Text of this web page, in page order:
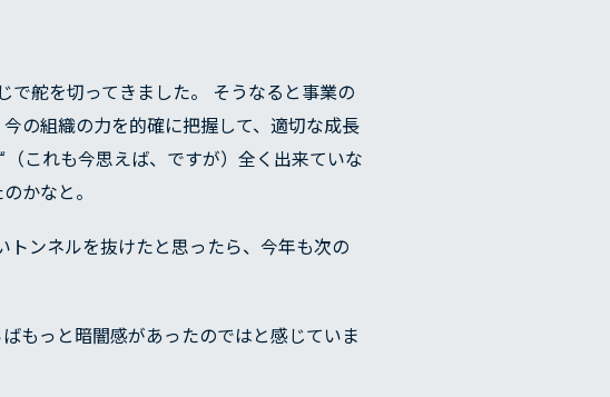
舵を切ってきました。 そうなると事業の
の組織の力を的確に把握して、適切な成長
これも今思えば、ですが）全く出来ていな
かなと。
トンネルを抜けたと思ったら、今年も次の
もっと暗闇感があったのではと感じていま